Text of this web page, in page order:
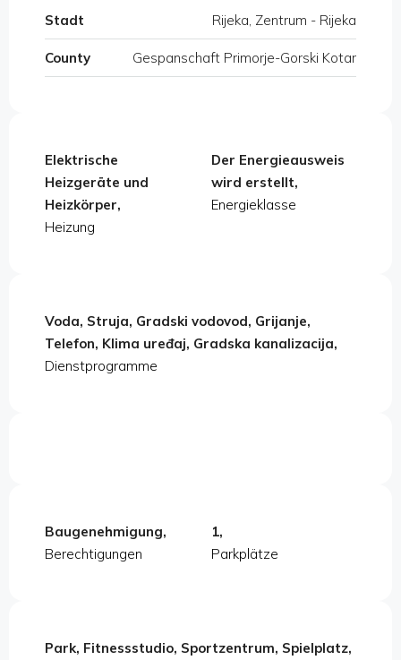
Stadt Rijeka, Zentrum - Rijeka
County Gespanschaft Primorje-Gorski Kotar
Elektrische
Heizgeräte und
Heizkörper,
Heizung
Der Energieausweis
wird erstellt,
Energieklasse
Voda, Struja, Gradski vodovod, Grijanje,
Telefon, Klima uređaj, Gradska kanalizacija,
Dienstprogramme
Baugenehmigung,
Berechtigungen
1,
Parkplätze
Park, Fitnessstudio, Sportzentrum, Spielplatz,